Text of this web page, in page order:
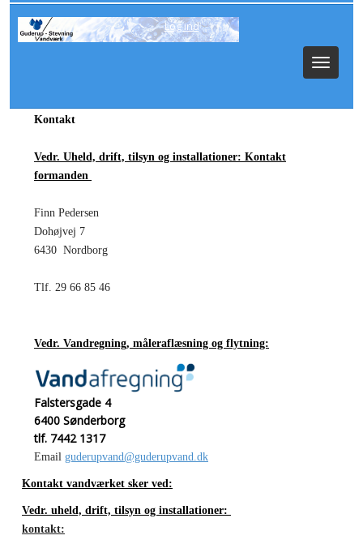
Log ind
Toggle
Kontakt
Vedr. Uheld, drift, tilsyn og installationer: Kontakt
formanden
Finn Pedersen
Dohøjvej 7
6430 Nordborg
Tlf. 29 66 85 46
Vedr. Vandregning, måleraflæsning og flytning:
Falstersgade 4
6400 Sønderborg
tlf. 7442 1317
Email guderupvand@guderupvand.dk
Kontakt vandværket sker ved:
Vedr. uheld, drift, tilsyn og installationer:
kontakt: